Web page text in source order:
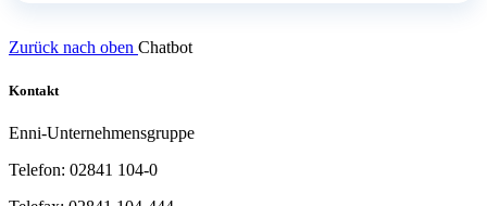
Zurück nach oben Chatbot
Kontakt
Enni-Unternehmensgruppe
Telefon: 02841 104-0